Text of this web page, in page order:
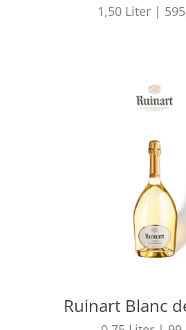
1,50 Liter |
Ruinart Blanc